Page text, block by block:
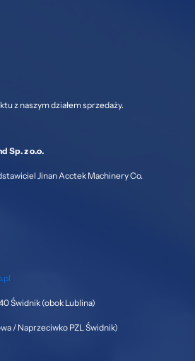
z naszym działem sprzedaży.
Sp. z o.o.
Jinan Acctek Machinery Co.
Świdnik (obok Lublina)
/ Naprzeciwko PZL Świdnik)